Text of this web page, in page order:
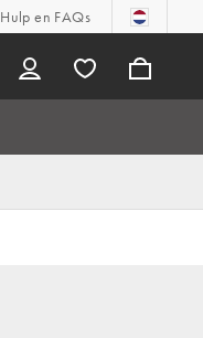
Hulp en FAQs